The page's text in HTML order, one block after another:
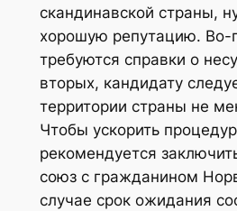
скандинавской страны,
хорошую репутацию. Во-
требуются справки о
вторых, кандидату
территории страны не
Чтобы ускорить
рекомендуется
союз с гражданином
случае срок ожидания